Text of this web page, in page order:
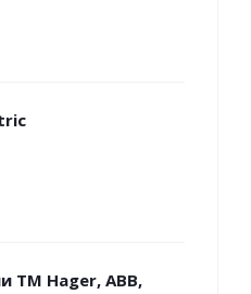
ТМ Hager, ABB,